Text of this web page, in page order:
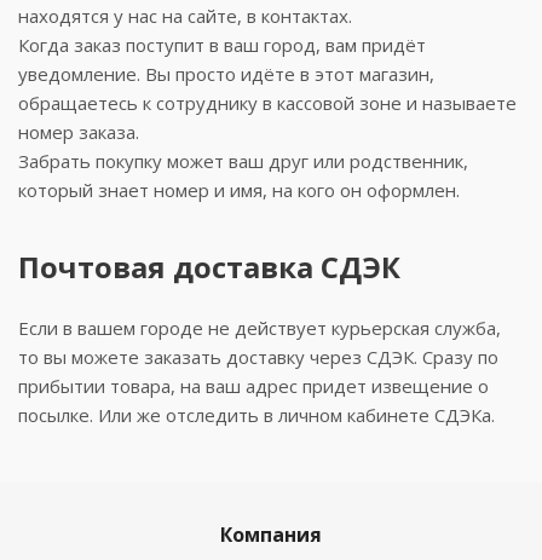
находятся у нас на сайте, в контактах.
Когда заказ поступит в ваш город, вам придёт
уведомление. Вы просто идёте в этот магазин,
обращаетесь к сотруднику в кассовой зоне и называете
номер заказа.
Забрать покупку может ваш друг или родственник,
который знает номер и имя, на кого он оформлен.
Почтовая доставка СДЭК
Если в вашем городе не действует курьерская служба,
то вы можете заказать доставку через СДЭК. Сразу по
прибытии товара, на ваш адрес придет извещение о
посылке. Или же отследить в личном кабинете СДЭКа.
Компания